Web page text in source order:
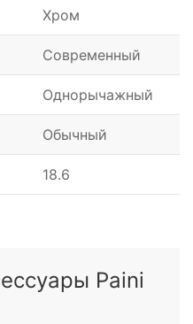
Хром
Современный
Однорычажный
Обычный
18.6
Paini